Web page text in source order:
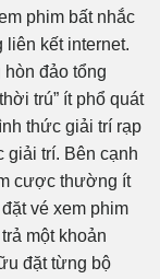
phim bất nhắc
liên kết internet.
đảo tổng
trú” ít phổ quát
thức giải trí rạp
giải trí. Bên cạnh
cược thường ít
vé xem phim
một khoản
đặt từng bộ